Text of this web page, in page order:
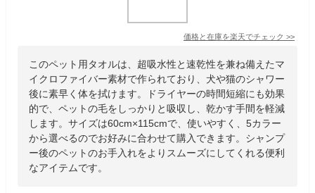
価格と在庫を楽天でチェック >>
このペット用タオルは、超吸水性と速乾性を兼ね備えたマ
イクロファイバー素材で作られており、犬や猫のシャワー
後に素早く体を拭けます。ドライヤーの時間短縮にも効果
的で、ペットの毛をしっかりと吸収し、乾かす手間を軽減
します。サイズは60cm×115cmで、使いやすく、5カラー
から選べるのでお好みに合わせて購入できます。シャンプ
ー後のペットのお手入れをよりスムーズにしてくれる便利
なアイテムです。